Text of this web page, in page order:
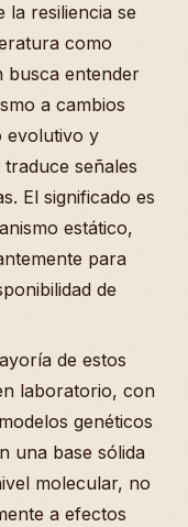
la resiliencia se
como
busca entender
a cambios
evolutivo y
señales
El significado es
estático,
para
de
de estos
laboratorio, con
genéticos
una base sólida
molecular, no
a efectos